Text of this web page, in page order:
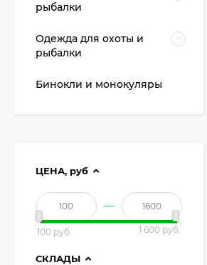
рыбалки
Одежда для охоты и
рыбалки
Бинокли и монокуляры
ЦЕНА, руб
—
100 руб. 1 600 руб.
СКЛАДЫ